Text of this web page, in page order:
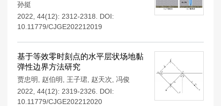
孙挺
2022, 44(12): 2312-2318.
DOI:
10.11779/CJGE202212019
基于等效零时刻点的水平层状场地黏
弹性边界方法研究
贾忠明 赵伯明 王子珺 赵天次
冯俊
2022, 44(12): 2319-2326.
DOI:
10.11779/CJGE202212020